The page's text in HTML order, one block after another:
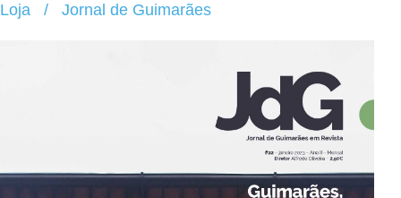
Loja / Jornal de Guimarães